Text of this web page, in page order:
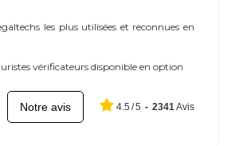
les plus utilisées et reconnues en
vérificateurs disponible en option
Notre avis 4.5 /5 - 2341Avis